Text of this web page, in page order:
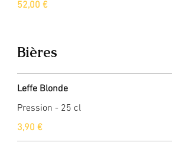
52,00 €
Bières
Leffe Blonde
Pression - 25 cl
3,90 €